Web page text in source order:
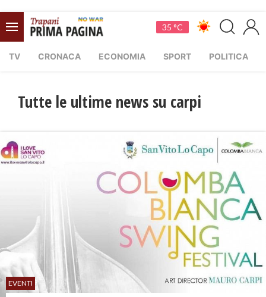
35 °C
TV CRONACA ECONOMIA SPORT POLITICA
Tutte le ultime news su carpi
EVENTI